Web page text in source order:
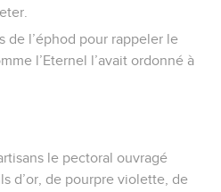
de l’éphod pour rappeler le
l’Eternel l’avait ordonné à
le pectoral ouvragé
d’or, de pourpre violette, de